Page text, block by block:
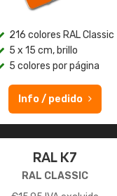
216 colores RAL Classic
5 x 15 cm, brillo
5 colores por página
Info / pedido
RAL K7
RAL CLASSIC